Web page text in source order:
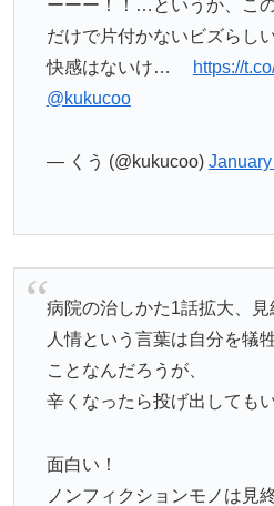
ーーー！！…というか、こ
だけで片付かないビズらし
快感はないけ…
https://
@kukucoo
— くう (@kukucoo)
病院の治しかた1話拡大、見
人情という言葉は自分を犠
ことなんだろうが、
辛くなったら投げ出しても
面白い！
ノンフィクションモノは見